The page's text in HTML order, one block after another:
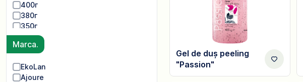
400г
380г
350г
Marca.
EkoLan
Ajoure
Gel de duș peeling
"Passion"